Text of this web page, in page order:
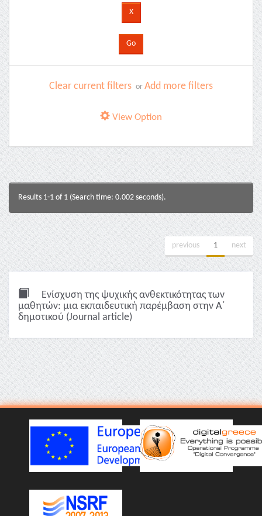
Clear current filters or Add more filters
View Option
Results 1-1 of 1 (Search time: 0.002 seconds).
previous 1 next
Ενίσχυση της ψυχικής ανθεκτικότητας των
μαθητών: μια εκπαιδευτική παρέμβαση στην Α΄
δημοτικού (Journal article)